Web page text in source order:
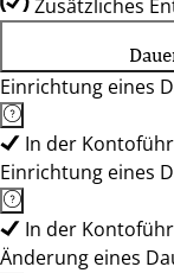
Zusätzliches
Einrichtung eines
In der
Einrichtung eines
In der
Änderung eines